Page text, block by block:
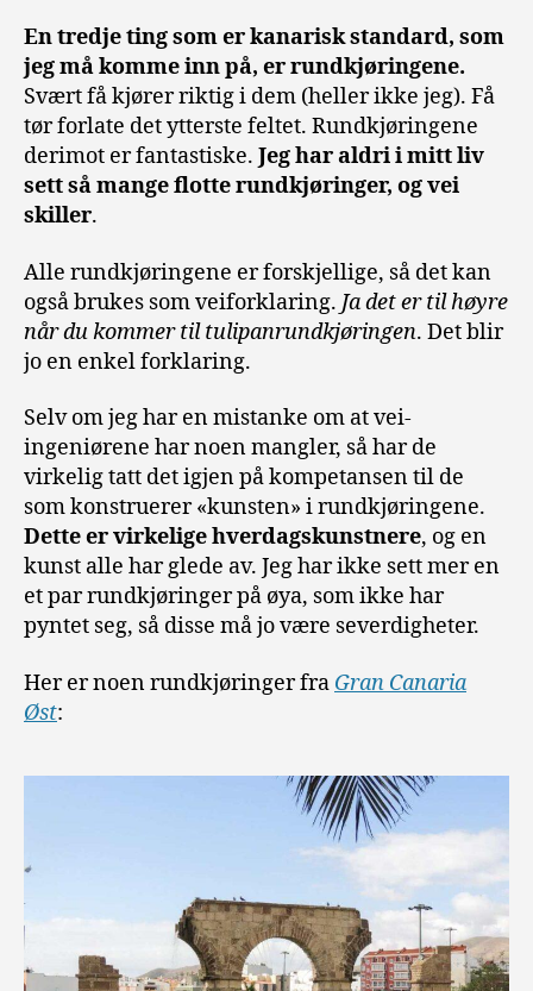
En tredje ting som er kanarisk standard, som
jeg må komme inn på, er rundkjøringene.
Svært få kjører riktig i dem (heller ikke jeg). Få
tør forlate det ytterste feltet. Rundkjøringene
derimot er fantastiske. Jeg har aldri i mitt liv
sett så mange flotte rundkjøringer, og vei
skiller.
Alle rundkjøringene er forskjellige, så det kan
også brukes som veiforklaring. Ja det er til høyre
når du kommer til tulipanrundkjøringen. Det blir
jo en enkel forklaring.
Selv om jeg har en mistanke om at vei-
ingeniørene har noen mangler, så har de
virkelig tatt det igjen på kompetansen til de
som konstruerer «kunsten» i rundkjøringene.
Dette er virkelige hverdagskunstnere, og en
kunst alle har glede av. Jeg har ikke sett mer en
et par rundkjøringer på øya, som ikke har
pyntet seg, så disse må jo være severdigheter.
Her er noen rundkjøringer fra Gran Canaria
Øst: